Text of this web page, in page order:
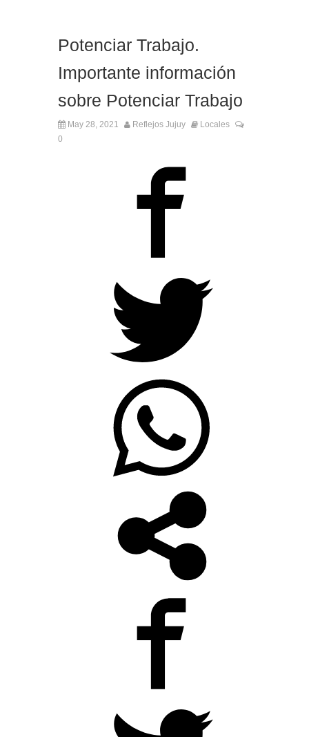
Potenciar Trabajo.
Importante información
sobre Potenciar Trabajo
May 28, 2021 Reflejos Jujuy
Locales
0